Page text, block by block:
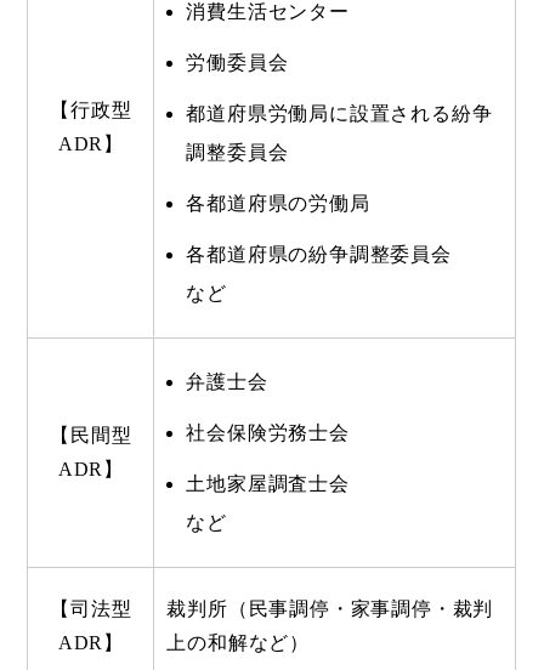
【行政型
ADR】
消費生活センター
労働委員会
都道府県労働局に設置される紛争
調整委員会
各都道府県の労働局
各都道府県の紛争調整委員会
など
【民間型
ADR】
弁護士会
社会保険労務士会
土地家屋調査士会
など
【司法型
ADR】
裁判所（民事調停・家事調停・裁判
上の和解など）